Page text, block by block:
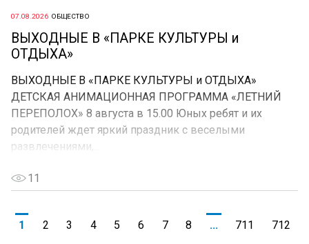
07.08.2026 ОБЩЕСТВО
ВЫХОДНЫЕ В «ПАРКЕ КУЛЬТУРЫ и
ОТДЫХА»
ВЫХОДНЫЕ В «ПАРКЕ КУЛЬТУРЫ и ОТДЫХА»
ДЕТСКАЯ АНИМАЦИОННАЯ ПРОГРАММА «ЛЕТНИЙ
ПЕРЕПОЛОХ» 8 августа в 15.00 Юных ребят и их
родителей ждет яркий праздник с веселыми
развлечениями,...
11
1 2 3 4 5 6 7 8 ... 711 712